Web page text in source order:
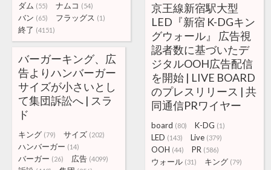
ダム (55) ナムコ (54)
バン (65) フラッグス (1)
終了 (4151)
京王線新宿駅大型
LED『新宿 K-DGキン
グウォール』 広告視
認者数に基づいたデ
ジタルOOH広告配信
を開始 | LIVE BOARD
のプレスリリース | 共
同通信PRワイヤー
board (80) K-DG (1)
LED (143) Live (379)
OOH (44) PR (586)
ウォール (31) キング (79)
バーガーキング、広
告よりハンバーガー
サイズが小さいとし
て集団訴訟へ | スラ
ド
キング (79) サイズ (202)
ハンバーガー (14)
バーガー (26) 広告 (4099)